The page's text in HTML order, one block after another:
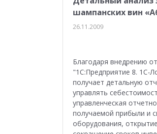
Управление ассортиментом
Изменения
Проектные решения
Бюджетирование Для
Медицина Бюджетные
1С:ERP Управление
шампанских вин
26.11.2009
Благодаря внедрению
"1С:Предприятие 8. 1С-
получает детальную
управлять
управленческая
получаемой прибыли и
оборудования,